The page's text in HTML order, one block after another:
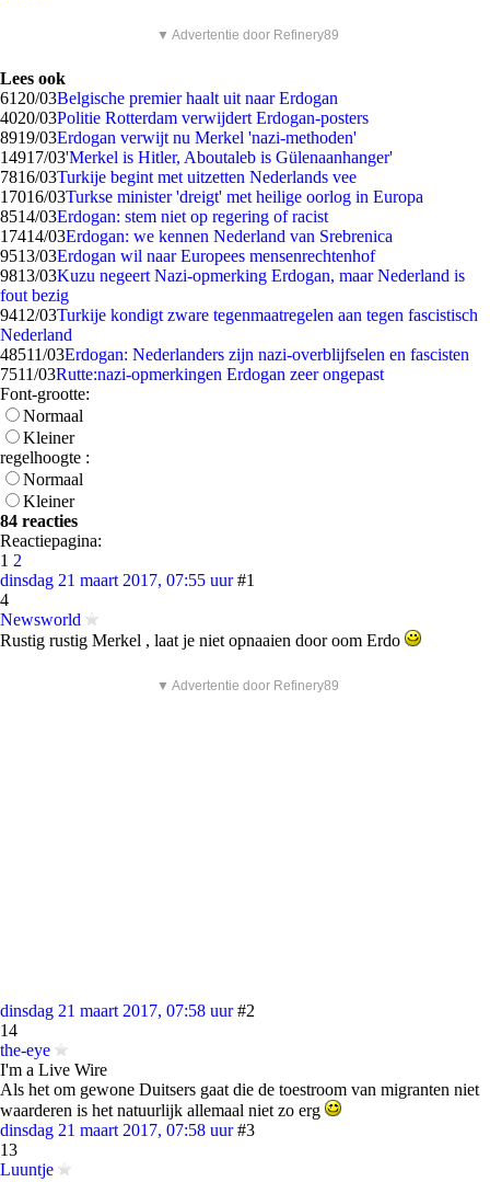
▼ Advertentie door Refinery89
Lees ook
61 20/03Belgische premier haalt uit naar Erdogan
4020/03Politie Rotterdam verwijdert Erdogan-posters
8919/03Erdogan verwijt nu Merkel 'nazi-methoden'
14917/03'Merkel is Hitler, Aboutaleb is Gülenaanhanger'
7816/03Turkije begint met uitzetten Nederlands vee
17016/03Turkse minister 'dreigt' met heilige oorlog in Europa
8514/03Erdogan: stem niet op regering of racist
17414/03Erdogan: we kennen Nederland van Srebrenica
9513/03Erdogan wil naar Europees mensenrechtenhof
9813/03Kuzu negeert Nazi-opmerking Erdogan, maar Nederland is
fout bezig
9412/03Turkije kondigt zware tegenmaatregelen aan tegen fascistisch
Nederland
48511/03Erdogan: Nederlanders zijn nazi-overblijfselen en fascisten
7511/03Rutte:nazi-opmerkingen Erdogan zeer ongepast
Font-grootte:
Normaal
Kleiner
regelhoogte :
Normaal
Kleiner
84 reacties
Reactiepagina:
1 2
dinsdag 21 maart 2017, 07:55 uur #1
4
Newsworld
Rustig rustig Merkel , laat je niet opnaaien door oom Erdo
▼ Advertentie door Refinery89
dinsdag 21 maart 2017, 07:58 uur #2
14
the-eye
I'm a Live Wire
Als het om gewone Duitsers gaat die de toestroom van migranten niet
waarderen is het natuurlijk allemaal niet zo erg
dinsdag 21 maart 2017, 07:58 uur #3
13
Luuntje